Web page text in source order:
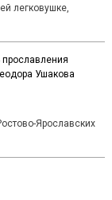
легковушке,
прославления
Ушакова
Ярославских